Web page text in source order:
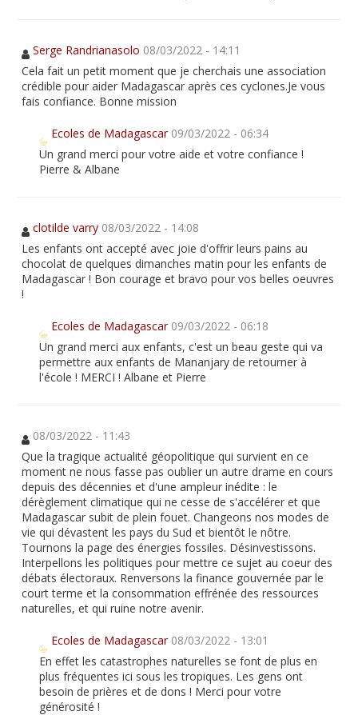
Serge Randrianasolo 08/03/2022 - 14:11
Cela fait un petit moment que je cherchais une association
crédible pour aider Madagascar après ces cyclones.Je vous
fais confiance. Bonne mission
Ecoles de Madagascar 09/03/2022 - 06:34
Un grand merci pour votre aide et votre confiance !
Pierre & Albane
clotilde varry 08/03/2022 - 14:08
Les enfants ont accepté avec joie d'offrir leurs pains au
chocolat de quelques dimanches matin pour les enfants de
Madagascar ! Bon courage et bravo pour vos belles oeuvres
!
Ecoles de Madagascar 09/03/2022 - 06:18
Un grand merci aux enfants, c'est un beau geste qui va
permettre aux enfants de Mananjary de retourner à
l'école ! MERCI ! Albane et Pierre
08/03/2022 - 11:43
Que la tragique actualité géopolitique qui survient en ce
moment ne nous fasse pas oublier un autre drame en cours
depuis des décennies et d'une ampleur inédite : le
dérèglement climatique qui ne cesse de s'accélérer et que
Madagascar subit de plein fouet. Changeons nos modes de
vie qui dévastent les pays du Sud et bientôt le nôtre.
Tournons la page des énergies fossiles. Désinvestissons.
Interpellons les politiques pour mettre ce sujet au coeur des
débats électoraux. Renversons la finance gouvernée par le
court terme et la consommation effrénée des ressources
naturelles, et qui ruine notre avenir.
Ecoles de Madagascar 08/03/2022 - 13:01
En effet les catastrophes naturelles se font de plus en
plus fréquentes ici sous les tropiques. Les gens ont
besoin de prières et de dons ! Merci pour votre
générosité !